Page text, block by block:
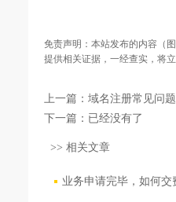
免责声明：本站发布的内容（
提供相关证据，一经查实，将
上一篇： 域名注册常见问
下一篇：已经没有了
>> 相关文章
业务申请完毕，如何交